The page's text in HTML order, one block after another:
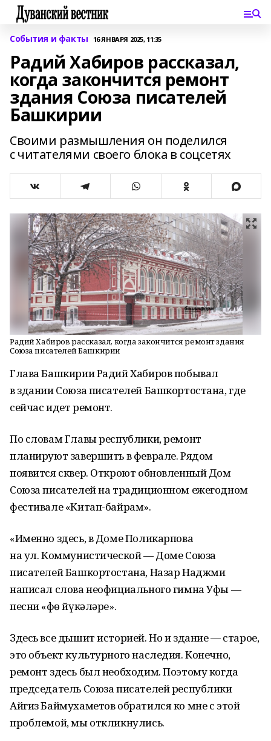
События и факты 16 ЯНВАРЯ 2025, 11:35
Радий Хабиров рассказал,
когда закончится ремонт
здания Союза писателей
Башкирии
Своими размышления он поделился
с читателями своего блока в соцсетях
Радий Хабиров рассказал, когда закончится ремонт здания
Союза писателей Башкирии
Глава Башкирии Радий Хабиров побывал
в здании Союза писателей Башкортостана, где
сейчас идет ремонт.
По словам Главы республики, ремонт
планируют завершить в феврале. Рядом
появится сквер. Откроют обновленный Дом
Союза писателей на традиционном ежегодном
фестивале «Китап-байрам».
«Именно здесь, в Доме Поликарпова
на ул. Коммунистической — Доме Союза
писателей Башкортостана, Назар Наджми
написал слова неофициального гимна Уфы —
песни «Өфө йүкәләре».
Здесь все дышит историей. Но и здание — старое,
это объект культурного наследия. Конечно,
ремонт здесь был необходим. Поэтому когда
председатель Союза писателей республики
Айгиз Баймухаметов обратился ко мне с этой
проблемой, мы откликнулись.